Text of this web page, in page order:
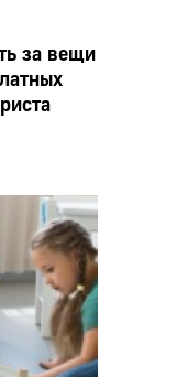
за вещи